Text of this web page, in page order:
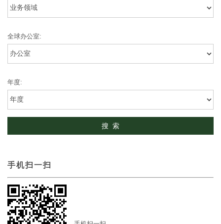
全球办公室:
年度:
手机扫一扫